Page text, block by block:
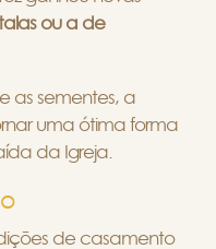
ou a de
as sementes, a
uma ótima forma
da Igreja.
de casamento